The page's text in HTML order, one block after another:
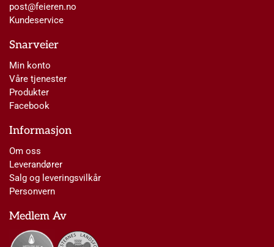
post@feieren.no
Kundeservice
Snarveier
Min konto
Våre tjenester
Produkter
Facebook
Informasjon
Om oss
Leverandører
Salg og leveringsvilkår
Personvern
Medlem Av